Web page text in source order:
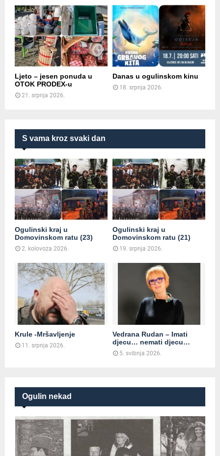
S vama kroz svaki dan
Ogulinski kraj u
Domovinskom ratu (23)
2. kolovoza 2026.
Ogulinski kraj u
Domovinskom ratu (21)
19. srpnja 2026.
Krule -Mršavljenje
11. srpnja 2026.
Vedrana Rudan – Imati
djecu… nemati djecu…
5. svibnja 2026.
Ogulin nekad
Ljeto – jesen ponuda u
OTOK PRODEX-u
21. srpnja 2026.
Danas u ogulinskom kinu
18. srpnja 2026.